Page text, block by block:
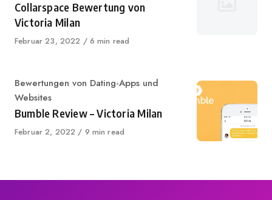
Collarspace Bewertung von
Victoria Milan
Published
Februar 23, 2022 6 min read
Category
Bewertungen von Dating-Apps und
Websites
Bumble Review – Victoria Milan
Published
Februar 2, 2022 9 min read